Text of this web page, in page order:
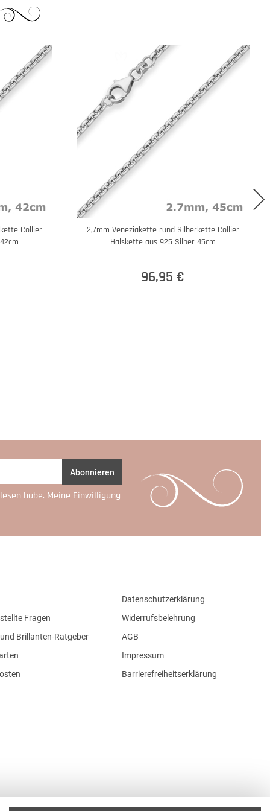
Collier
2,7mm Veneziakette rund Silberkette Collier
Halskette aus 925 Silber 45cm
96,95 €
Abonnieren
habe. Meine Einwilligung
Fragen
Brillanten-Ratgeber
Datenschutzerklärung
Widerrufsbelehrung
AGB
Impressum
Barrierefreiheitserklärung